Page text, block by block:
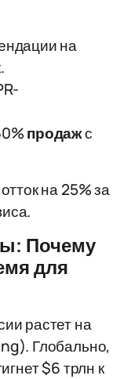
на
продажс
на 25% за
Почему
для
растет на
Глобально,
$6 трлн к